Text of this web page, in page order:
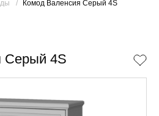
/ Комод Валенсия Серый 4S
Серый 4S